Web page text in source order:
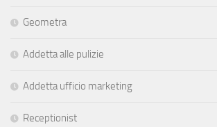
Geometra
Addetta alle pulizie
Addetta ufficio marketing
Receptionist